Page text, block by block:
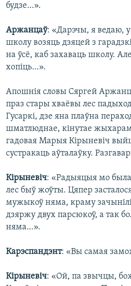
будзе…».
Аржанцаў: «Дарэчы, я ведаю,
школу возяць дзяцей з
на ўсё, каб захаваць школу.
хопіць…».
Апошнія словы Сяргей
праз стары хваёвы лес
Гусаркі, дзе яна плаўна
шматлюднае, кінутае
гадовая Марыя Кірыневіч
сустракаць аўталаўку.
Кірыневіч: «Радыяцыя мо
лес быў жоўты. Цяпер
мужыкоў няма, краму
дзяржу двух парсюкоў, а так
няма…».
Карэспандэнт: «Вы самая
Кірыневіч: «Ой, па звычцы,